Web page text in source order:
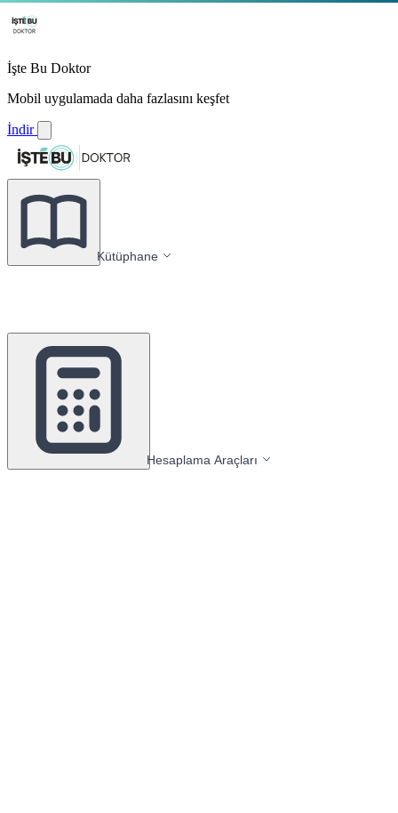
İşte Bu Doktor
Mobil uygulamada daha fazlasını keşfet
İndir
Kütüphane
Hesaplama Araçları